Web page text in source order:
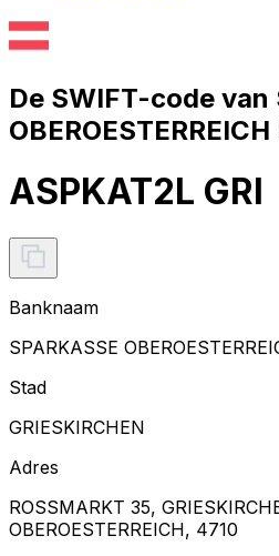
De SWIFT-code van
ASPKAT2L GRI
Banknaam
SPARKASSE
Stad
GRIESKIRCHEN
Adres
ROSSMARKT 35,
OBEROESTERREICH, 4710